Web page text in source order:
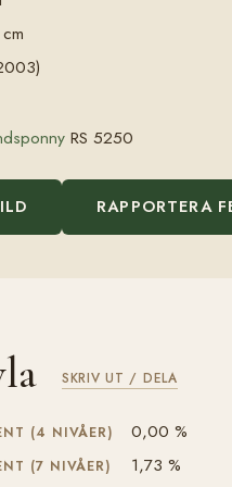
RS 5250
RAPPORTERA
SKRIV UT / DELA
(4 NIVÅER) 0,00 %
(7 NIVÅER) 1,73 %